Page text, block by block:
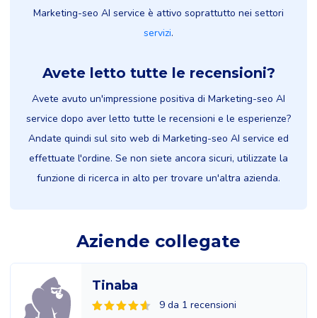
Marketing-seo AI service è attivo soprattutto nei settori
servizi.
Avete letto tutte le recensioni?
Avete avuto un'impressione positiva di Marketing-seo AI
service dopo aver letto tutte le recensioni e le esperienze?
Andate quindi sul sito web di Marketing-seo AI service ed
effettuate l'ordine. Se non siete ancora sicuri, utilizzate la
funzione di ricerca in alto per trovare un'altra azienda.
Aziende collegate
Tinaba
9 da 1 recensioni